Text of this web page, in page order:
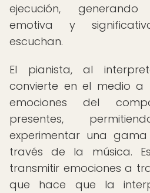
ejecución,
emotiva y
escuchan.
El pianista, al
convierte en el medio
emociones del
presentes,
experimentar una
través de la música.
transmitir emociones a
que hace que la